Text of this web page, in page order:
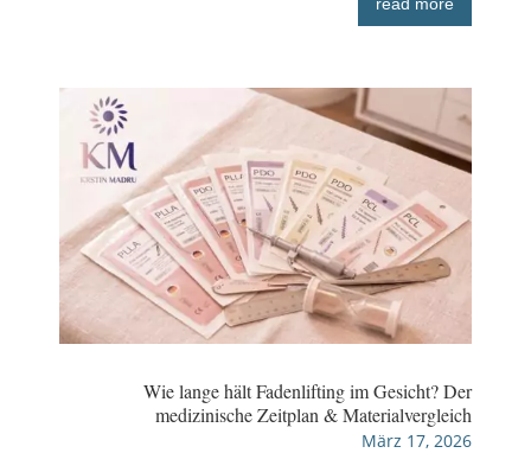
read more
Wie lange hält Fadenlifting im Gesicht? Der
medizinische Zeitplan & Materialvergleich
März 17, 2026